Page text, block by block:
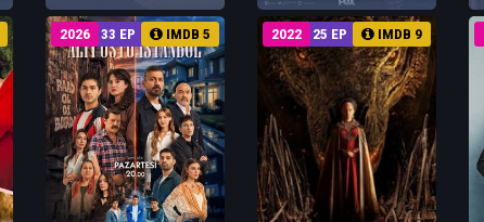
33 EP
2026 IMDB 5 25 EP
2022 IMDB 9